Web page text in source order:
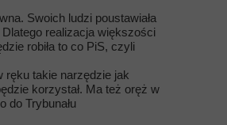
Swoich ludzi poustawiała
realizacja większości
robiła to co PiS, czyli
ręku takie narzędzie jak
korzystał. Ma też oręż w
do Trybunału